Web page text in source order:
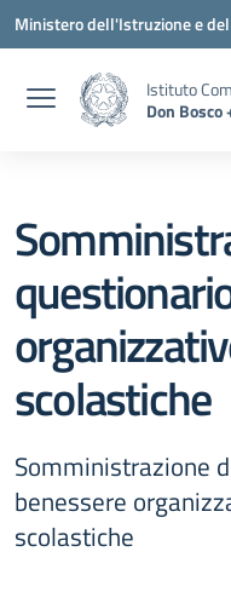
Vai ai contenuti
Vai al menu di navigazione
Vai al footer
Ministero dell'Istruzione e
Istituto
Don
scolastiche
Somministrazione
benessere
scolastiche